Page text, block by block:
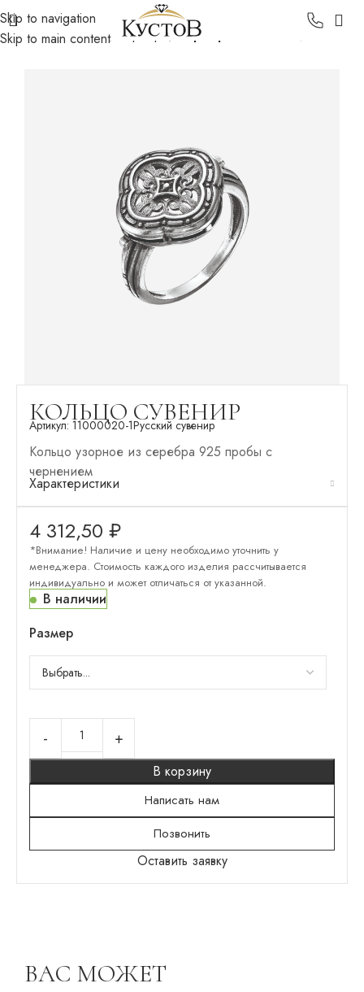
Skip to navigation
Skip to main content
Главная Каталог Серебро Серебряные кольца
КОЛЬЦО СУВЕНИР
Артикул: 11000020-1Русский сувенир
Кольцо узорное из серебра 925 пробы с
чернением
Характеристики
4 312,50 ₽
*Внимание! Наличие и цену необходимо уточнить у
менеджера. Стоимость каждого изделия рассчитывается
индивидуально и может отличаться от указанной.
В наличии
Размер
В корзину
Написать нам
Позвонить
Оставить заявку
ВАС МОЖЕТ